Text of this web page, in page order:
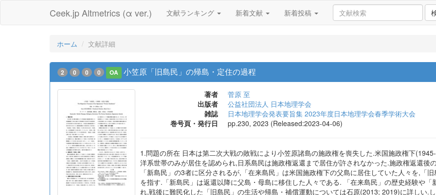
Ceek.jp Altmetrics (α ver.) 文献ランキング 新着文献 新着投稿
ホーム 文献詳細
2 0 0 0 OA 小笠原「旧島民」の帰島・定住の過程
著者
菅原 至
出版者
公益社団法人 日本地理学会
雑誌
日本地理学会発表要旨集 2023年度日本地理学会春季学術大会
巻号頁・発行日
pp.230, 2023 (Released:2023-04-06)
1.問題の所在 日本は第二次大戦の敗戦により小笠原諸島の施政権を喪失した.米国施政権下
洋系世帯のみが居住を認められ,日系島民は施政権返還まで居住が許されなかった.施政権返還後
「新島民」の3者に区分されるが,「在来島民」は米国施政権下の父島に居住していた人々を,「
を指す.「新島民」は返還以降に父島・母島に移住した人々である. 「在来島民」の歴史経験や
れ,戦後に難民化した「旧島民」の生活や帰島・補償運動については石原(2013; 2019)に詳しい.